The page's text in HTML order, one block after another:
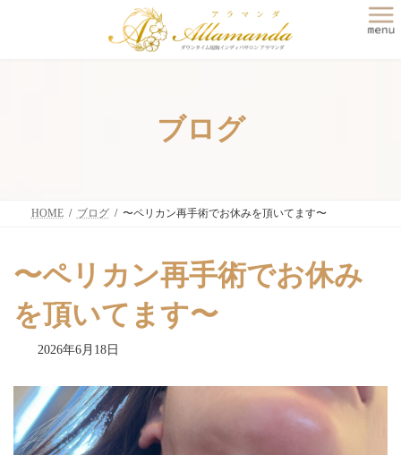
ブログ
HOME ブログ 〜ペリカン再手術でお休みを頂いてます〜
〜ペリカン再手術でお休み
を頂いてます〜
2026年6月18日